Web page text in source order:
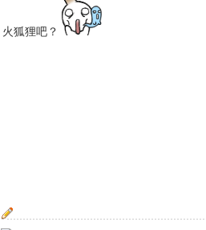
火狐狸吧？